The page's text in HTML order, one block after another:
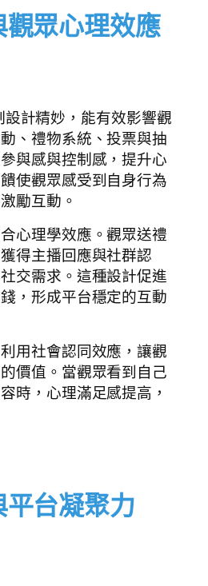
眾心理效應
設計精妙，能有效影響觀
、禮物系統、投票與抽
與感與控制感，提升心
使觀眾感受到自身行為
勵互動。
心理學效應。觀眾送禮
得主播回應與社群認
交需求。這種設計促進
，形成平台穩定的互動
用社會認同效應，讓觀
價值。當觀眾看到自己
時，心理滿足感提高，
台凝聚力